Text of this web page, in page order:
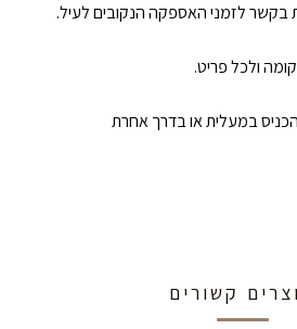
בקשר לזמני האספקה הנקובים לעיל.
במעלית או בדרך אחרת
קשורים